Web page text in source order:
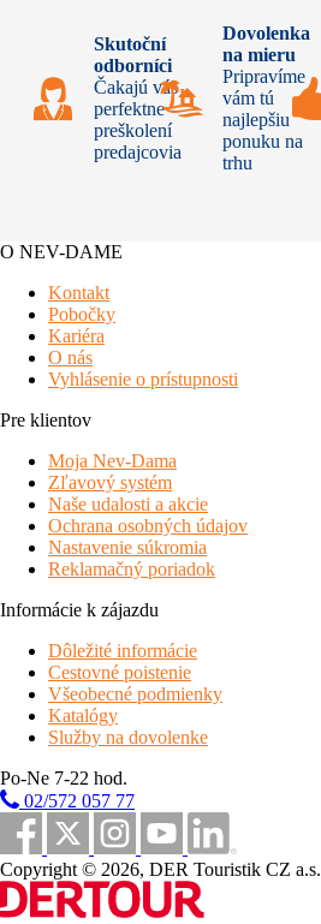
Skutoční
odborníci
Čakajú vás
perfektne
preškolení
predajcovia
Dovolenka
na mieru
Pripravíme
vám tú
najlepšiu
ponuku na
trhu
O NEV-DAME
Kontakt
Pobočky
Kariéra
O nás
Vyhlásenie o prístupnosti
Pre klientov
Moja Nev-Dama
Zľavový systém
Naše udalosti a akcie
Ochrana osobných údajov
Nastavenie súkromia
Reklamačný poriadok
Informácie k zájazdu
Dôležité informácie
Cestovné poistenie
Všeobecné podmienky
Katalógy
Služby na dovolenke
Po-Ne 7-22 hod.
02/572 057 77
Copyright © 2026, DER Touristik CZ a.s.